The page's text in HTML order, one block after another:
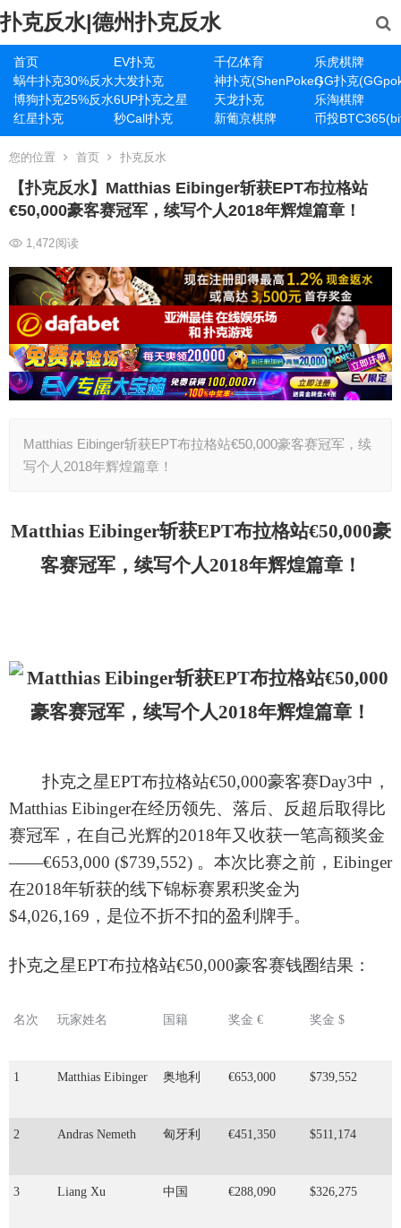
扑克反水|德州扑克反水
首页 EV扑克 千亿体育
乐虎棋牌
蜗牛扑克30%反水大发扑克 神扑克(ShenPoker)GG扑克
博狗扑克25%反水6UP扑克之星 天龙扑克
乐淘棋牌
红星扑克
秒Call扑克 新葡京棋牌 币投
您的位置 首页 扑克反水
【扑克反水】Matthias Eibinger斩获EPT布拉格站
€50,000豪客赛冠军，续写个人2018年辉煌篇章！
1,472阅读
Matthias Eibinger斩获EPT布拉格站€50,000豪客赛冠军，续
写个人2018年辉煌篇章！
Matthias Eibinger斩获EPT布拉格站€50,000豪
客赛冠军，续写个人2018年辉煌篇章！
扑克之星EPT布拉格站€50,000豪客赛Day3中，
Matthias Eibinger在经历领先、落后、反超后取得比
赛冠军，在自己光辉的2018年又收获一笔高额奖金
——€653,000 ($739,552) 。本次比赛之前，Eibinger
在2018年斩获的线下锦标赛累积奖金为
$4,026,169，是位不折不扣的盈利牌手。
扑克之星EPT布拉格站€50,000豪客赛钱圈结果：
名次 玩家姓名 国籍 奖金 € 奖金 $
1 Matthias Eibinger 奥地利 €653,000 $739,552
2 Andras Nemeth 匈牙利 €451,350 $511,174
3 Liang Xu 中国 €288,090 $326,275